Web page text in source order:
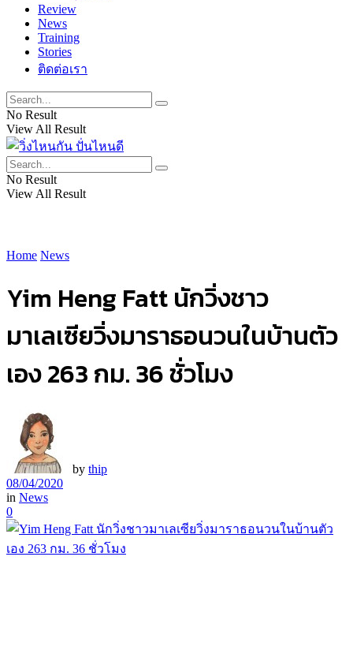
Review
News
Training
Stories
ติดต่อเรา
No Result
View All Result
No Result
View All Result
Home News
Yim Heng Fatt นักวิ่งชาว
มาเลเซียวิ่งมาราธอนวนในบ้านตัว
เอง 263 กม. 36 ชั่วโมง
by thip
08/04/2020
in News
0